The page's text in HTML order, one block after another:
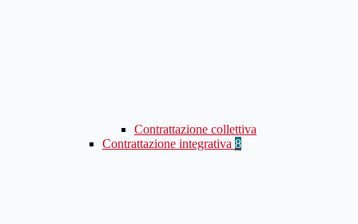
Contrattazione collettiva
Contrattazione integrativa 8